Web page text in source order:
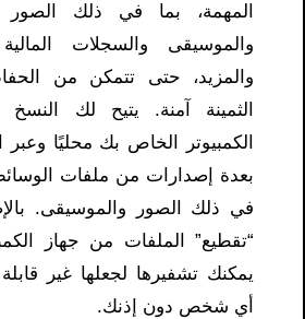
المهمة، بما في ذلك الصور
والموسيقى والسجلات
والمزيد، حتى تتمكن من
الثمينة آمنة. يتيح لك النسخ
الكمبيوتر الخاص بك محليًا وعبر
بعدة إصدارات من ملفات
في ذلك الصور والموسيقى.
“تقطيع” الملفات من جهاز
يمكنك تشفيرها لجعلها غير
أي شخص دون إذنك.